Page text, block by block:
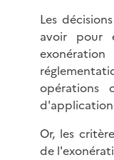
Les
avoir pour
opérations
d'application
Or, les
de